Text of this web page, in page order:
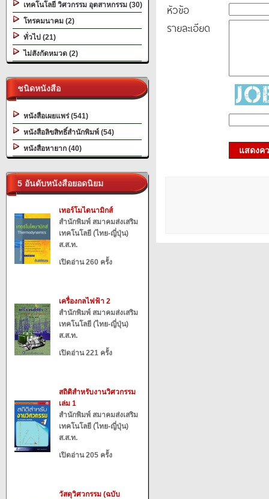
เทคโนโลยี วิศวกรรม อุตสาหกรรม (30)
โทรคมนาคม (2)
ทั่วไป (21)
ไม่สังกัดหมวด (2)
ชนิดหนังสือ
หนังสือเผยแพร่ (541)
หนังสือลิขสิทธิ์สำนักพิมพ์ (54)
หนังสือหายาก (40)
5 อันดับหนังสือยอดนิยม
เทอร์โมไดนามิกส์
สำนักพิมพ์ สมาคมส่งเสริม
เทคโนโลยี (ไทย-ญี่ปุ่น)
ส.ส.ท.
เปิดอ่าน 260 ครั้ง
เครื่องกลไฟฟ้า 2
สำนักพิมพ์ สมาคมส่งเสริม
เทคโนโลยี (ไทย-ญี่ปุ่น)
ส.ส.ท.
เปิดอ่าน 221 ครั้ง
สถิติสำหรับงานวิศวกรรม
เล่ม 1
สำนักพิมพ์ สมาคมส่งเสริม
เทคโนโลยี (ไทย-ญี่ปุ่น)
ส.ส.ท.
เปิดอ่าน 205 ครั้ง
วัสดุวิศวกรรม (ฉบับ
หัวข้อ
รายละเอียด
แสดงค